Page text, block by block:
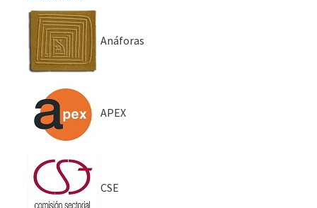
Anáforas
APEX
CSE